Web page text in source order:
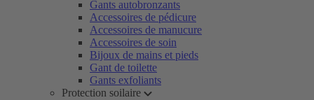
Gants autobronzants
Accessoires de pédicure
Accessoires de manucure
Accessoires de soin
Bijoux de mains et pieds
Gant de toilette
Gants exfoliants
Protection soilaire